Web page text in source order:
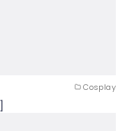
Cosplay